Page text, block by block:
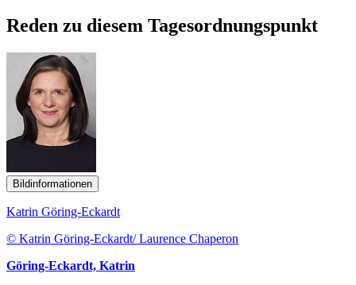
Reden zu diesem Tagesordnungspunkt
Bildinformationen
Katrin Göring-Eckardt
© Katrin Göring-Eckardt/ Laurence Chaperon
Göring-Eckardt, Katrin